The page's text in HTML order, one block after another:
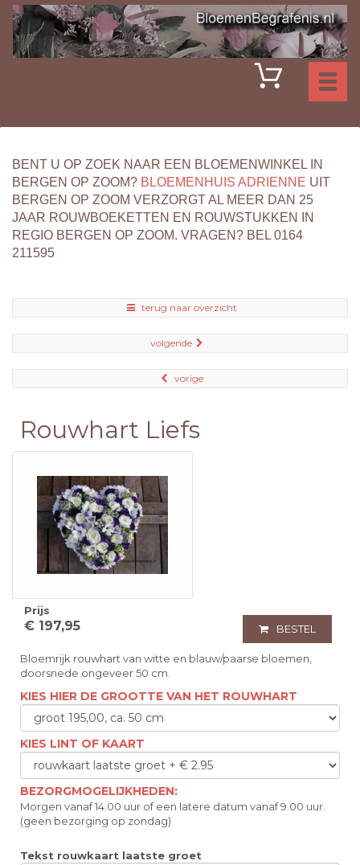
BENT U OP ZOEK NAAR EEN BLOEMENWINKEL IN
BERGEN OP ZOOM? BLOEMENHUIS ADRIENNE UIT
BERGEN OP ZOOM VERZORGT AL MEER DAN 25
JAAR ROUWBOEKETTEN EN ROUWSTUKKEN IN
REGIO BERGEN OP ZOOM. VRAGEN? BEL 0164
211595
terug naar overzicht
volgende
vorige
Rouwhart Liefs
Prijs
€ 197,95 BESTEL
Bloemrijk rouwhart van witte en blauw/paarse bloemen,
doorsnede ongeveer 50 cm.
KIES HIER DE GROOTTE VAN HET ROUWHART
KIES LINT OF KAART
BEZORGMOGELIJKHEDEN:
Morgen vanaf 14.00 uur of een latere datum vanaf 9.00 uur.
(geen bezorging op zondag)
Tekst rouwkaart laatste groet